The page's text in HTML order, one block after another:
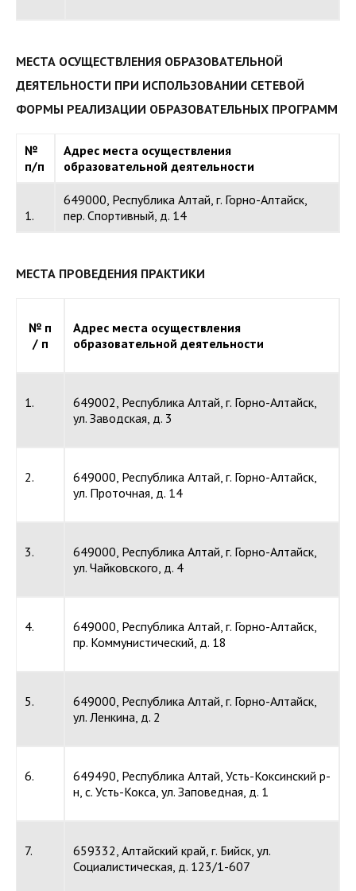
МЕСТА ОСУЩЕСТВЛЕНИЯ ОБРАЗОВАТЕЛЬНОЙ
ДЕЯТЕЛЬНОСТИ ПРИ ИСПОЛЬЗОВАНИИ СЕТЕВОЙ
ФОРМЫ РЕАЛИЗАЦИИ ОБРАЗОВАТЕЛЬНЫХ ПРОГРАММ
№
п/п
Адрес места осуществления
образовательной деятельности
1.
649000, Республика Алтай, г. Горно-Алтайск,
пер. Спортивный, д. 14
МЕСТА ПРОВЕДЕНИЯ ПРАКТИКИ
№ п
/ п
Адрес места осуществления
образовательной деятельности
1.
649002, Республика Алтай, г. Горно-Алтайск,
ул. Заводская, д. 3
2.
649000, Республика Алтай, г. Горно-Алтайск,
ул. Проточная, д. 14
3.
649000, Республика Алтай, г. Горно-Алтайск,
ул. Чайковского, д. 4
4.
649000, Республика Алтай, г. Горно-Алтайск,
пр. Коммунистический, д. 18
5.
649000, Республика Алтай, г. Горно-Алтайск,
ул. Ленкина, д. 2
6.
649490, Республика Алтай, Усть-Коксинский р-
н, с. Усть-Кокса, ул. Заповедная, д. 1
7.
659332, Алтайский край, г. Бийск, ул.
Социалистическая, д. 123/1-607